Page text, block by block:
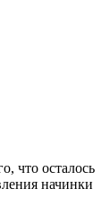
что осталось
начинки